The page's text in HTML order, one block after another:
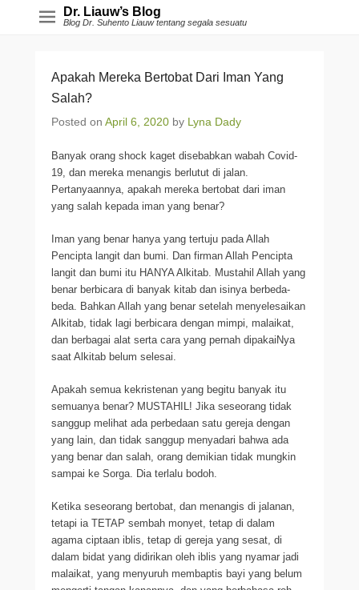
Dr. Liauw’s Blog
Blog Dr. Suhento Liauw tentang segala sesuatu
Apakah Mereka Bertobat Dari Iman Yang
Salah?
Posted on April 6, 2020 by Lyna Dady
Banyak orang shock kaget disebabkan wabah Covid-
19, dan mereka menangis berlutut di jalan.
Pertanyaannya, apakah mereka bertobat dari iman
yang salah kepada iman yang benar?
Iman yang benar hanya yang tertuju pada Allah
Pencipta langit dan bumi. Dan firman Allah Pencipta
langit dan bumi itu HANYA Alkitab. Mustahil Allah yang
benar berbicara di banyak kitab dan isinya berbeda-
beda. Bahkan Allah yang benar setelah menyelesaikan
Alkitab, tidak lagi berbicara dengan mimpi, malaikat,
dan berbagai alat serta cara yang pernah dipakaiNya
saat Alkitab belum selesai.
Apakah semua kekristenan yang begitu banyak itu
semuanya benar? MUSTAHIL! Jika seseorang tidak
sanggup melihat ada perbedaan satu gereja dengan
yang lain, dan tidak sanggup menyadari bahwa ada
yang benar dan salah, orang demikian tidak mungkin
sampai ke Sorga. Dia terlalu bodoh.
Ketika seseorang bertobat, dan menangis di jalanan,
tetapi ia TETAP sembah monyet, tetap di dalam
agama ciptaan iblis, tetap di gereja yang sesat, di
dalam bidat yang didirikan oleh iblis yang nyamar jadi
malaikat, yang menyuruh membaptis bayi yang belum